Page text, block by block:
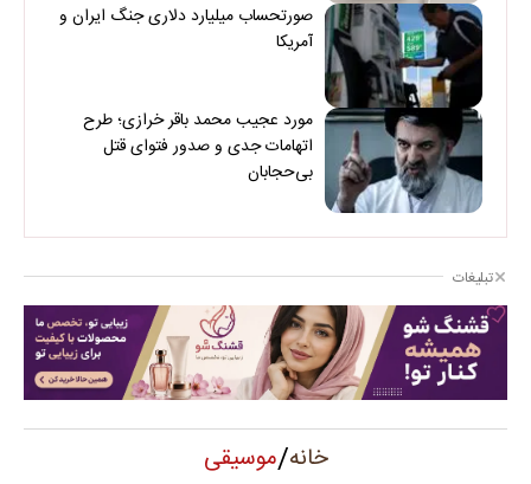
صورتحساب میلیارد دلاری جنگ ایران و
آمریکا
مورد عجیب محمد باقر خرازی؛ طرح
اتهامات جدی و صدور فتوای قتل
بی‌حجابان
تبلیغات
خانه/موسیقی